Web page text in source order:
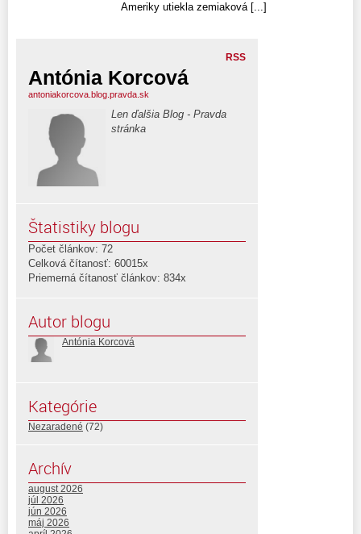
Ameriky utiekla zemiaková [...]
RSS
Antónia Korcová
antoniakorcova.blog.pravda.sk
Len ďalšia Blog - Pravda
stránka
Štatistiky blogu
Počet článkov: 72
Celková čítanosť: 60015x
Priemerná čítanosť článkov: 834x
Autor blogu
Antónia Korcová
Kategórie
Nezaradené (72)
Archív
august 2026
júl 2026
jún 2026
máj 2026